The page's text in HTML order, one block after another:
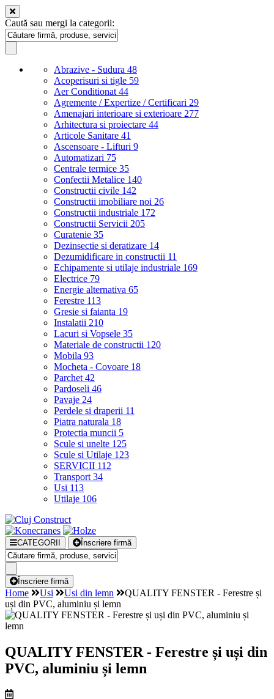
Caută sau mergi la categorii:
Abrazive - Sudura 48
Acoperisuri si tigle 59
Aer Conditionat 44
Agremente / Expertize / Certificari 29
Amenajari interioare si exterioare 277
Arhitectura si proiectare 44
Articole Sanitare 41
Ascensoare - Lifturi 9
Automatizari 75
Centrale termice 35
Confectii Metalice 140
Constructii civile 142
Constructii imobiliare noi 26
Constructii industriale 172
Constructii Servicii 205
Curatenie 35
Dezinsectie si deratizare 14
Dezumidificare in constructii 11
Echipamente si utilaje industriale 169
Electrice 79
Energie alternativa 65
Ferestre 113
Gresie si faianta 19
Instalatii 210
Lacuri si Vopsele 35
Materiale de constructii 120
Mobila 93
Mocheta - Covoare 18
Parchet 42
Pardoseli 46
Pavaje 24
Perdele si draperii 11
Piatra naturala 18
Protectia muncii 5
Scule si unelte 125
Scule si Utilaje 123
SERVICII 112
Transport 34
Usi 113
Utilaje 106
CATEGORII Înscriere firmă
Înscriere firmă
Home Usi Usi din lemn
QUALITY FENSTER - Ferestre și
uși din PVC, aluminiu și lemn
QUALITY FENSTER - Ferestre și uși din
PVC, aluminiu și lemn